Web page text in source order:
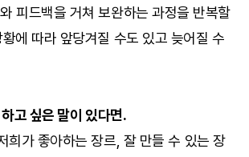
피드백을 거쳐 보완하는 과정을 반복할
에 따라 앞당겨질 수도 있고 늦어질 수
고 싶은 말이 있다면.
희가 좋아하는 장르, 잘 만들 수 있는 장